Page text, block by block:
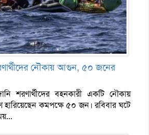
নৌকায় আগুন, ৫০ জনের
শরণার্থীদের বহনকারী একটি নৌকায়
হারিয়েছেন কমপক্ষে ৫০ জন। রবিবার ঘটে